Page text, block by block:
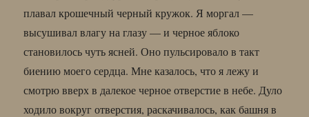
плавал крошечный черный кружок. Я моргал —
высушивал влагу на глазу — и черное яблоко
становилось чуть ясней. Оно пульсировало в такт
биению моего сердца. Мне казалось, что я лежу и
смотрю вверх в далекое черное отверстие в небе. Дуло
ходило вокруг отверстия, раскачивалось, как башня в